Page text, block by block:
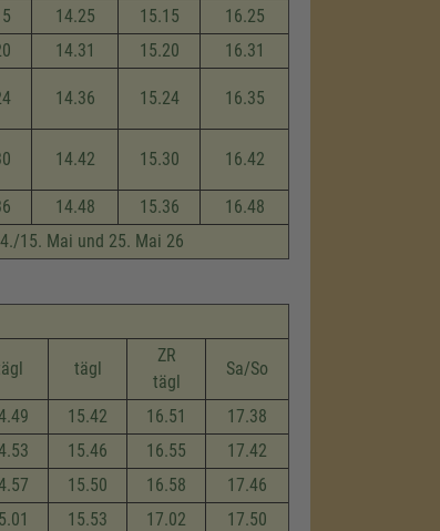
14.25 15.15
16.25
14.31 15.20
16.31
14.36 15.24 16.35
14.42 15.30 16.42
14.48 15.36
16.48
15. Mai und 25. Mai 26
tägl
ZR
tägl
Sa/So
15.42 16.51
17.38
15.46 16.55
17.42
15.50 16.58
17.46
15.53 17.02
17.50